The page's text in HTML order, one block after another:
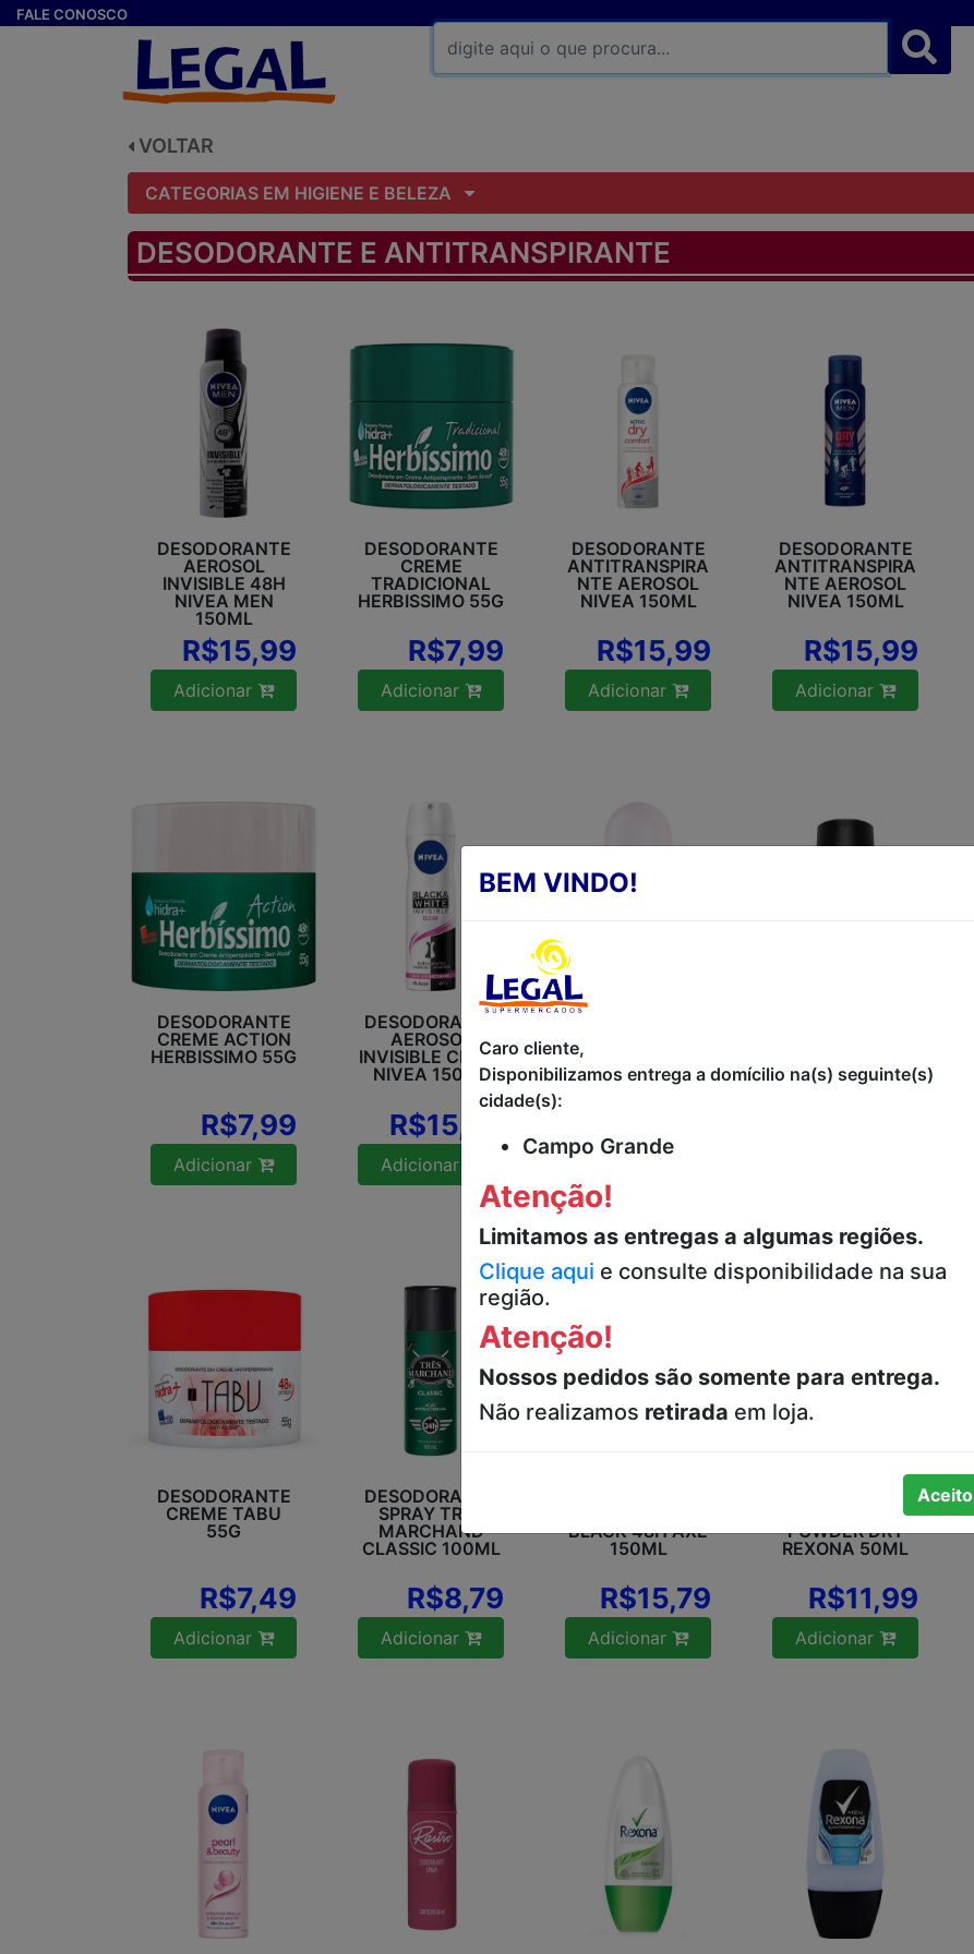
FALE CONOSCO
VOLTAR
CATEGORIAS EM HIGIENE E BELEZA
DESODORANTE E ANTITRANSPIRANTE
DESODORANTE
AEROSOL
INVISIBLE 48H
NIVEA MEN
150ML
R$15,99
Adicionar
DESODORANTE
CREME
TRADICIONAL
HERBISSIMO 55G
R$7,99
Adicionar
DESODORANTE
ANTITRANSPIRA
NTE AEROSOL
NIVEA 150ML
R$15,99
Adicionar
DESODORANTE
ANTITRANSPIRA
NTE AEROSOL
NIVEA 150ML
R$15,99
Adicionar
DESODORANTE
CREME ACTION
HERBISSIMO 55G
R$7,99
Adicionar
DESODORANTE
AEROSOL
INVISIBLE CLEAR
NIVEA 150ML
R$15,99
Adicionar
INVISIBLE CLEAR
NIVEA 50ML
AXE 150ML
DESODORANTE
CREME TABU
55G
R$7,49
Adicionar
DESODORANTE
SPRAY TRÈS
MARCHAND
CLASSIC 100ML
R$8,79
Adicionar
BLACK 48H AXE
150ML
R$15,79
Adicionar
POWDER DRY
REXONA 50ML
R$11,99
Adicionar
BEM VINDO!
Caro cliente,
Disponibilizamos entrega a domícilio na(s) seguinte(s)
cidade(s):
Campo Grande
Atenção!
Limitamos as entregas a algumas regiões.
Clique aqui e consulte disponibilidade na sua
região.
Atenção!
Nossos pedidos são somente para entrega.
Não realizamos retirada em loja.
Aceito